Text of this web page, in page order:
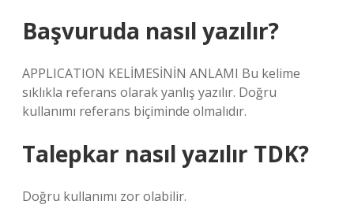
Başvuruda nasıl yazılır?
APPLICATION KELİMESİNİN ANLAMI Bu kelime
sıklıkla referans olarak yanlış yazılır. Doğru
kullanımı referans biçiminde olmalıdır.
Talepkar nasıl yazılır TDK?
Doğru kullanımı zor olabilir.